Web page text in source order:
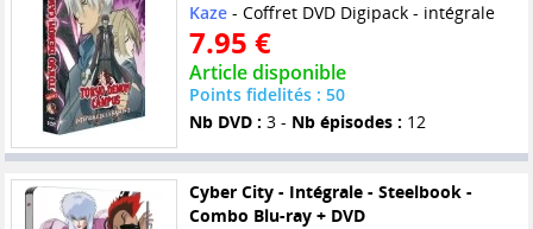
Kaze- Coffret DVD Digipack - intégrale
7.95 €
Article disponible
Points fidelités : 50
Nb DVD : 3 - Nb épisodes : 12
Cyber City - Intégrale - Steelbook -
Combo Blu-ray + DVD